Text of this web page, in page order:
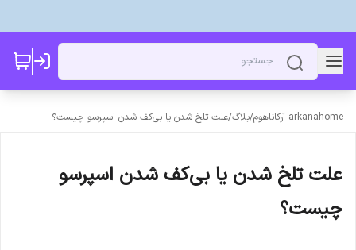
arkanahome آرکاناهوم /بلاگ/علت تلخ شدن یا بی‌کف شدن اسپرسو چیست؟
علت تلخ شدن یا بی‌کف شدن اسپرسو
چیست؟